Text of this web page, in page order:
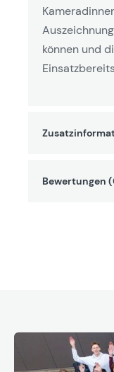
können und
Bewertungen